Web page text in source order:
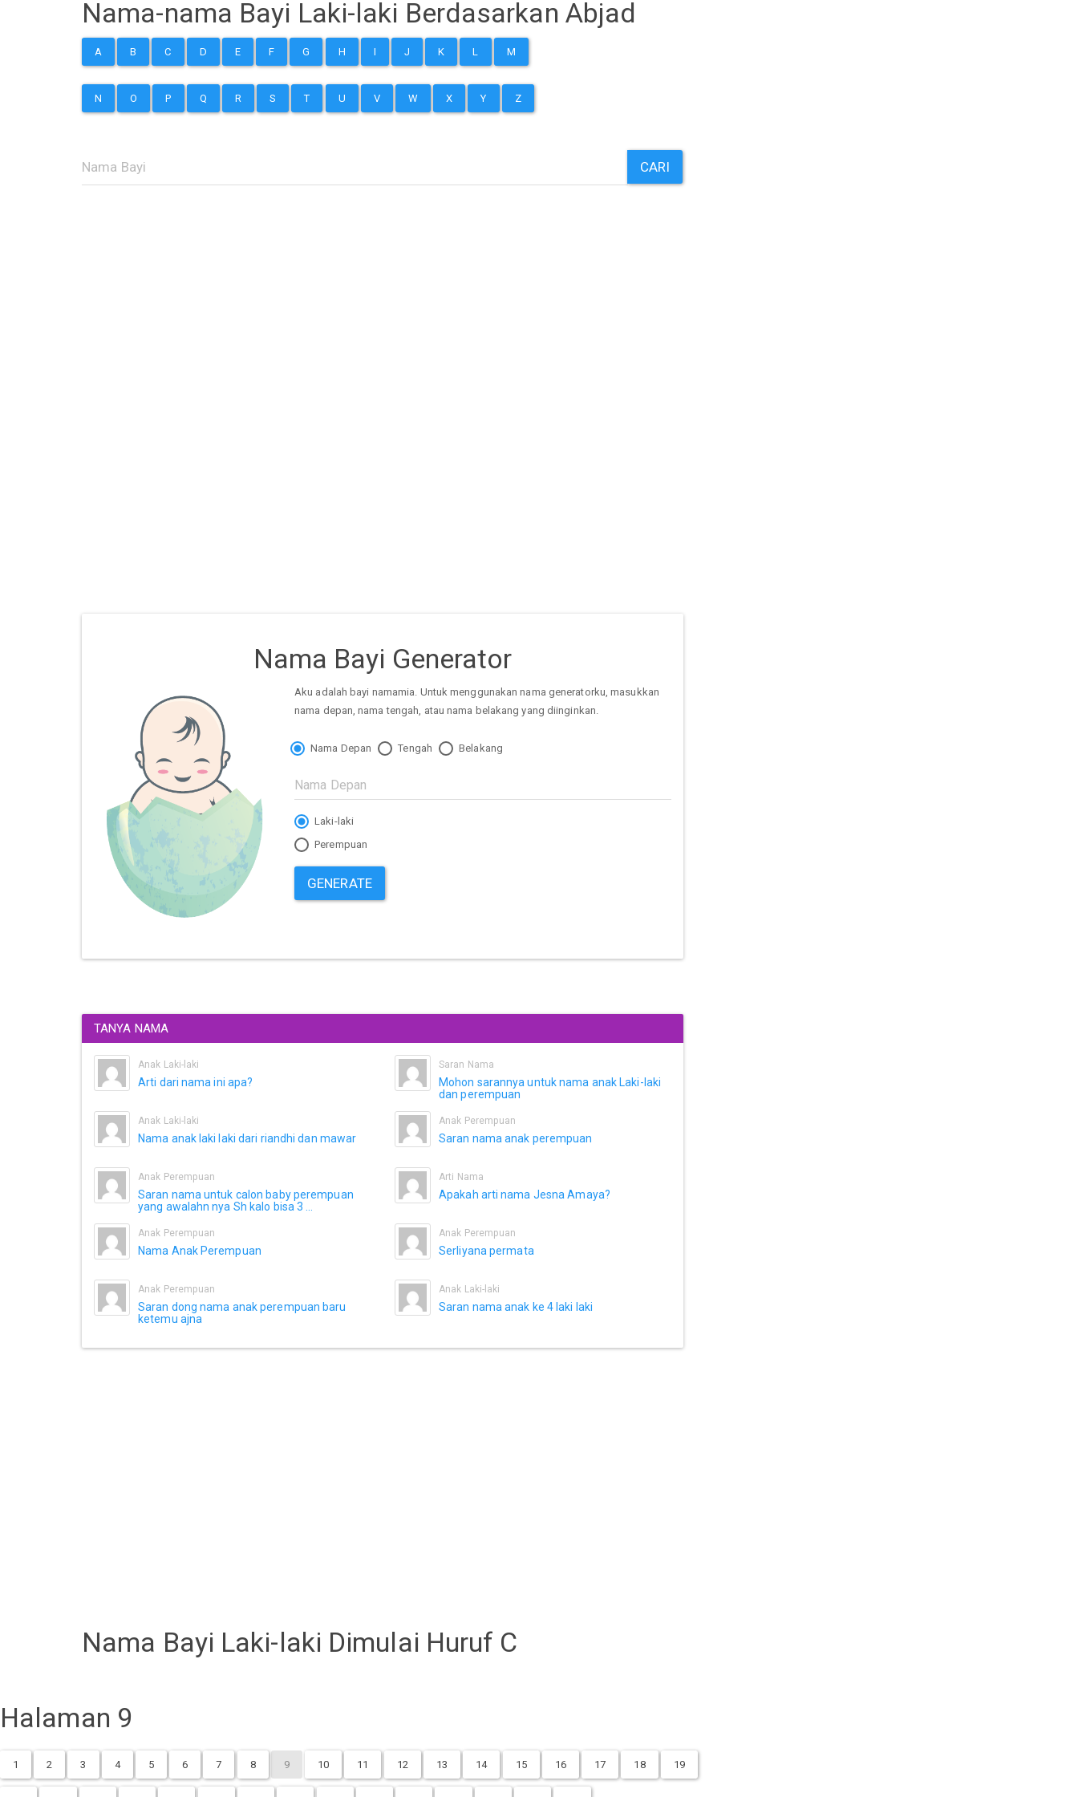
Nama-nama Bayi Laki-laki Berdasarkan Abjad
A B C D E F G H I J K L M
N O P Q R S T U V W X Y Z
CARI
Nama Bayi Generator
Aku adalah bayi namamia. Untuk menggunakan nama generatorku, masukkan
nama depan, nama tengah, atau nama belakang yang diinginkan.
Nama Depan Tengah Belakang
Laki-laki
Perempuan
GENERATE
TANYA NAMA
Anak Laki-laki
Arti dari nama ini apa?
Saran Nama
Mohon sarannya untuk nama anak Laki-laki
dan perempuan
Anak Laki-laki
Nama anak laki laki dari riandhi dan mawar
Anak Perempuan
Saran nama anak perempuan
Anak Perempuan
Saran nama untuk calon baby perempuan
yang awalahn nya Sh kalo bisa 3 ...
Arti Nama
Apakah arti nama Jesna Amaya?
Anak Perempuan
Nama Anak Perempuan
Anak Perempuan
Serliyana permata
Anak Perempuan
Saran dong nama anak perempuan baru
ketemu ajna
Anak Laki-laki
Saran nama anak ke 4 laki laki
Nama Bayi Laki-laki Dimulai Huruf C
Halaman 9
1 2 3 4 5 6 7 8 9 10 11 12 13 14 15 16 17 18 19